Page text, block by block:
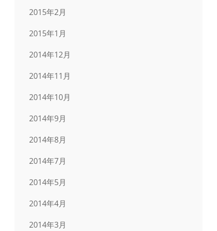
2015年2月
2015年1月
2014年12月
2014年11月
2014年10月
2014年9月
2014年8月
2014年7月
2014年5月
2014年4月
2014年3月